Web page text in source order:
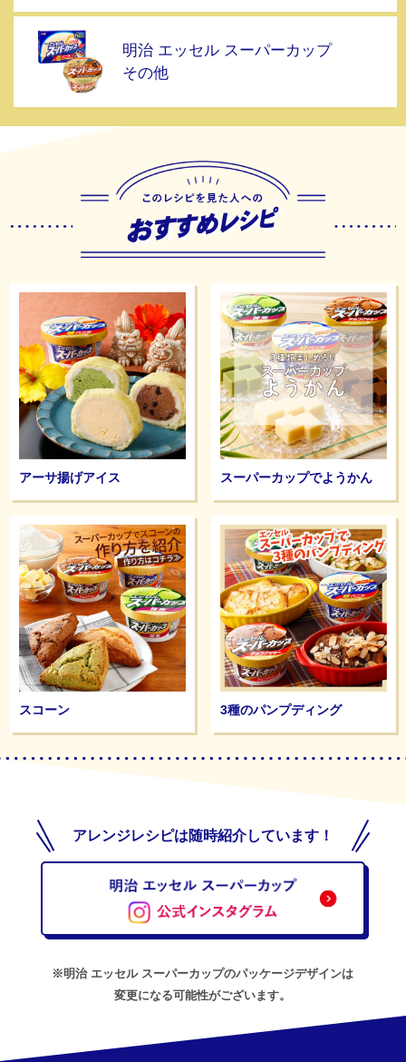
明治 エッセル スーパーカップ
その他
アーサ揚げアイス スーパーカップでようかん
スコーン 3種のパンプディング
アレンジレシピは随時紹介しています！
※明治 エッセル スーパーカップのパッケージデザインは
変更になる可能性がございます。